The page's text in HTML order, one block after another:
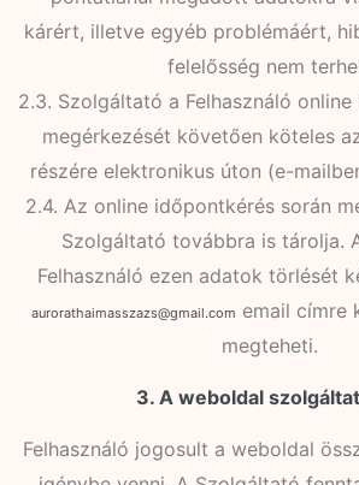
kárért, illetve egyéb problémáért,
felelősség nem
2.3. Szolgáltató a Felhasználó
megérkezését követően köteles
részére elektronikus úton (e-
2.4. Az online időpontkérés során
Szolgáltató továbbra is tárolja.
Felhasználó ezen adatok törlését
aurorathaimasszazs@gmail.com email címre
megteheti.
3. A weboldal
Felhasználó jogosult a weboldal